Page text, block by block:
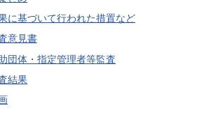
基づいて行われた措置など
意見書
体・指定管理者等監査
結果